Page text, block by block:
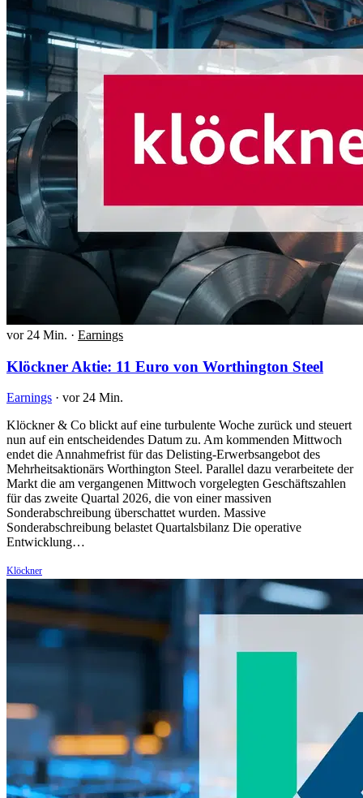
vor 24 Min. · Earnings
Klöckner Aktie: 11 Euro von Worthington Steel
Earnings · vor 24 Min.
Klöckner & Co blickt auf eine turbulente Woche zurück und steuert
nun auf ein entscheidendes Datum zu. Am kommenden Mittwoch
endet die Annahmefrist für das Delisting-Erwerbsangebot des
Mehrheitsaktionärs Worthington Steel. Parallel dazu verarbeitete der
Markt die am vergangenen Mittwoch vorgelegten Geschäftszahlen
für das zweite Quartal 2026, die von einer massiven
Sonderabschreibung überschattet wurden. Massive
Sonderabschreibung belastet Quartalsbilanz Die operative
Entwicklung…
Klöckner